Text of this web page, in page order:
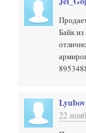
Байк
22